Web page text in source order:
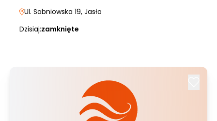
Ul. Sobniowska 19, Jasło
Dzisiaj:zamknięte